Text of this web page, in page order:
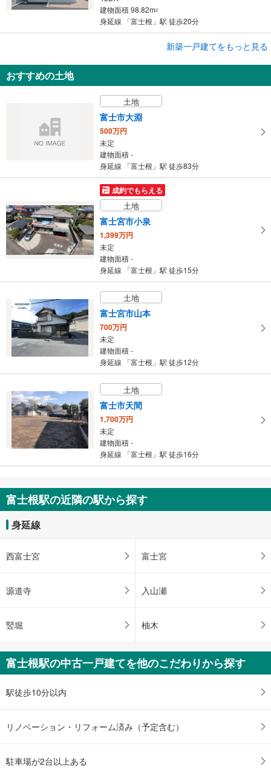
建物面積 98.82m2
身延線 「富士根」駅 徒歩20分
建物面積 98.82m
身延線 「富士根」駅 徒歩20分
新築一戸建てをもっと見る
おすすめの土地
土地
富士市大淵
500万円
未定
建物面積 -
身延線 「富士根」駅 徒歩83分
成約でもらえる
土地
富士宮市小泉
1,399万円
未定
建物面積 -
身延線 「富士根」駅 徒歩15分
土地
富士宮市山本
700万円
未定
建物面積 -
身延線 「富士根」駅 徒歩12分
土地
富士市天間
1,700万円
未定
建物面積 -
身延線 「富士根」駅 徒歩16分
富士根駅の近隣の駅から探す
身延線
西富士宮 富士宮
源道寺 入山瀬
竪堀 柚木
富士根駅の中古一戸建てを他のこだわりから探す
駅徒歩10分以内
リノベーション・リフォーム済み（予定含む）
駐車場が2台以上ある